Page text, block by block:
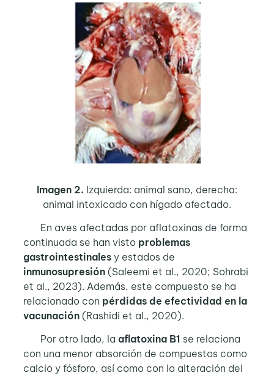
Imagen 2. Izquierda: animal sano, derecha:
animal intoxicado con hígado afectado.
En aves afectadas por aflatoxinas de forma
continuada se han visto problemas
gastrointestinalesy estados de
inmunosupresión(Saleemi et al., 2020; Sohrabi
et al., 2023). Además, este compuesto se ha
relacionado con pérdidas de efectividad en la
vacunación(Rashidi et al., 2020).
Por otro lado, la aflatoxina B1 se relaciona
con una menor absorción de compuestos como
calcio y fósforo, así como con la alteración del